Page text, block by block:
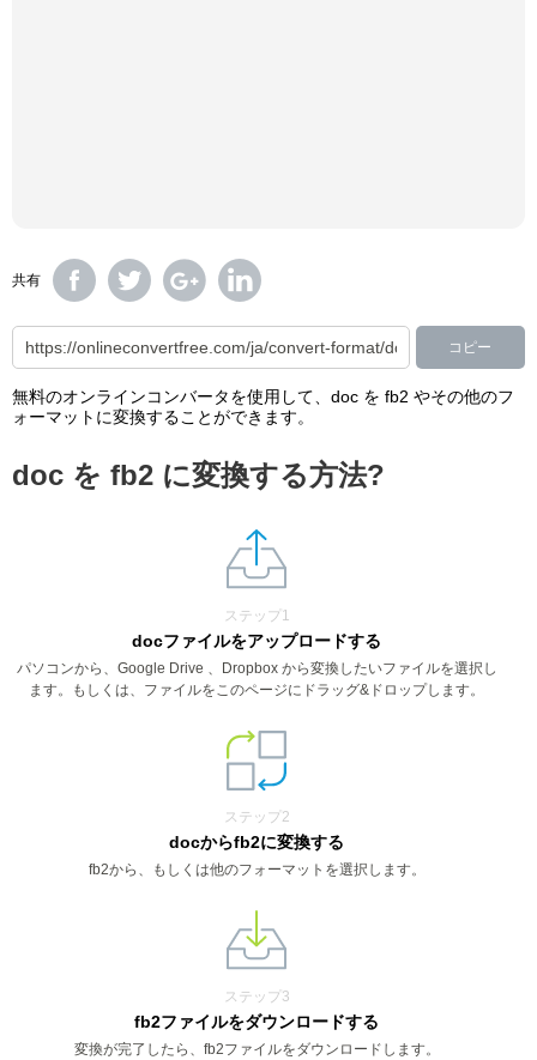
共有
コピー
無料のオンラインコンバータを使用して、doc を fb2 やその他のフ
ォーマットに変換することができます。
doc を fb2 に変換する方法?
ステップ1
docファイルをアップロードする
パソコンから、Google Drive 、Dropbox から変換したいファイルを選択し
ます。もしくは、ファイルをこのページにドラッグ&ドロップします。
ステップ2
docからfb2に変換する
fb2から、もしくは他のフォーマットを選択します。
ステップ3
fb2ファイルをダウンロードする
変換が完了したら、fb2ファイルをダウンロードします。